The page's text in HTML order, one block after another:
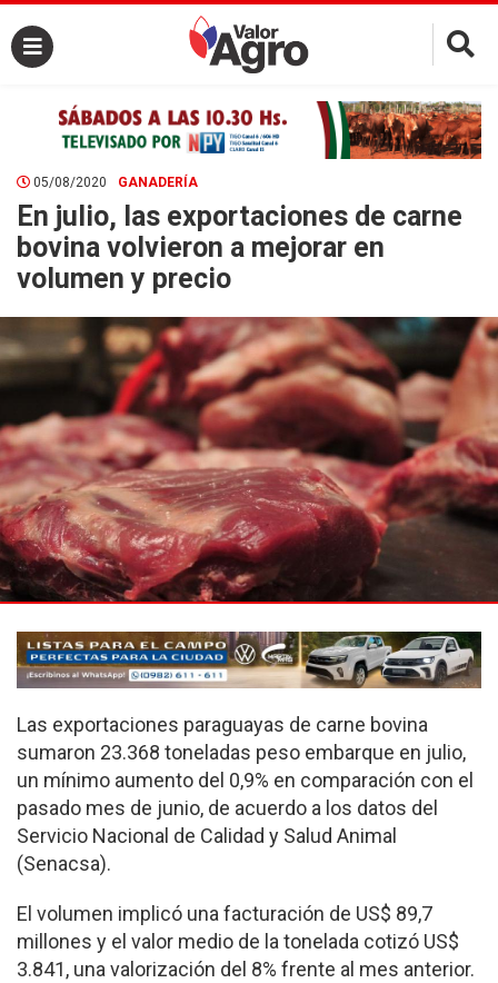
×
05/08/2020 GANADERÍA
En julio, las exportaciones de carne
bovina volvieron a mejorar en
volumen y precio
Las exportaciones paraguayas de carne bovina
sumaron 23.368 toneladas peso embarque en julio,
un mínimo aumento del 0,9% en comparación con el
pasado mes de junio, de acuerdo a los datos del
Servicio Nacional de Calidad y Salud Animal
(Senacsa).
El volumen implicó una facturación de US$ 89,7
millones y el valor medio de la tonelada cotizó US$
3.841, una valorización del 8% frente al mes anterior.